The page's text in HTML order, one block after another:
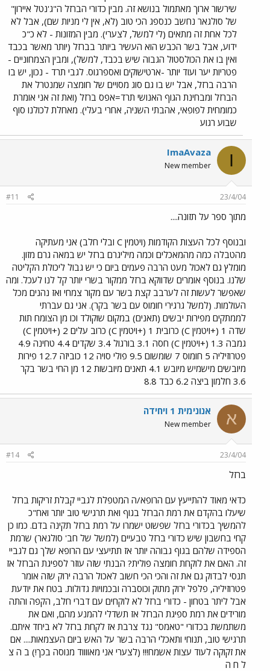
שירשור ארוך מאתמול בנושא זה. מבין כדורי הברזל ה"ג'נטל איירון"
של סולגאר נחשב כנספג הכי טוב (לא, אין לי מניות שם), אבל לא
לכל אחת זה מתאים (לי למשל, לצערי). מבין המזונות - לא כ"כ
ידוע, אבל בשר הכבש הוא העשיר ביותר בברזל (יותר מאשר בכבד
ואין בו את הכולסטול הגבוה שיש בכבד, למשל), ומבין הצמחוניים -
פטריות יער ועוד יותר -ארטישוקים ואספרגוס. לגבי תרד - נכון, יש בו
הרבה ברזל, אבל יש בו גם סוג מסויים של חומצה שמנטרל את
הברזל ומבחינת הגוף האנושי תרד=אפס ברזל (ואת זה אני אומרת
כמומחית לפופאי, אהבתי השניה, אחרי בעלי). מאחלת לכולנו סוף
שבוע רגוע
I
ImaAvaza
New member
23/4/04
#11
מתוך ספר על תזונה....
ובנוסף לכל העצות הקודמות (ויטמין C ובלי חלב) אני מעתיקה
מהטבלה כמה מהמאכלים וכמה מיליגרם ברזל יש במאה גרם מזון.
מומלץ גם לאכול מעט הרבה פעמים ביום כי יש גבול ליכולת הקליטה
שלנו. בנוסף אומרים שדווקא ברזל ממקור בשרי יותר קל לנו לעכל. ומה
שאפשר לעשות זה לערבב קצת בשר עם מקור צמחי ואז נהנים מכל
העולמות. (למשל גרגירי חומוס עם בשר בקר). אני גם עברתי
לממתקים מפירות יבשים (תאנים) במקום שוקולד וכו מן הצומח תות
שדה 1 (+ויטמין C) כרובית 1 (+ויטמין C) כרוב עלים 2 (+ויטמין C)
גמבה 1.3 (+ויטמין C) חסה 3.1 בורגול 3.4 שקדים 4.4 טחינה 4.9
פטרוזיליה 5 חומוס 7 שומשום 9.5 פולי סויה 12 כוביזה 12.7 פירות
מיובשים מישמיש מיובש 4.1 תאנים מיובשות 12 מן החי בשר בקר
3.6 חלמון ביצה 6.2 כבד 8.8
א אנונימית 1 ויחידה
New member
23/4/04
#14
ברזל
כדאי מאוד להתייעץ עם הרופא/ה המטפלת לגביי קבלת זריקות ברזל
שיעלו בהקדם את רמת הברזל בגוף ואת תרגישי טוב יותר ואח"כ
להמשיך בכדורי ברזל שפשוט ישמרו על רמת ברזל תקינה בדם. כמו כן
קחי בחשבון שיש כדורי ברזל טבעיים (למשל של חב' סולגאר) שרמת
הספידה שלהם בגוף גבוהה יותר אז תתיעצי עם הרופא שלך גם לגביי
זה. האם את לוקחת חומצה פולית? הבנתי שזה עוזר לספיגת הברזל אז
תנסי לבדוק גם את זה והכי הכי חשוב לאכול הרבה ירוק שזה אומר
פטרוזיליה, פלפל ירוק מתוק וכוסברה ובכמויות גדולות. בטח את יודעת
אבל ליתר בטחון - כדורי ברזל לא לוקחים עם דברי חלב, הקפה והתה
מורידים את רמת ספיגת הברזל אז תשדלי להמנע מהם, ואם את
משתמשת בכדורי "טאמס" נגד צרבת אז לקחת ברזל לא ביחד איתם.
תרגישי טוב, תנוחי ותאכלי הרבה בשר על האש ביום העצמאות.... אם
את זקוקה לעוד עצות אשמח!!! (לצערי אני מאווווד מנוסה בכך!) ב ה צ
ל ח ה